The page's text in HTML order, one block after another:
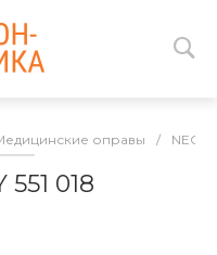
оправы /
551 018